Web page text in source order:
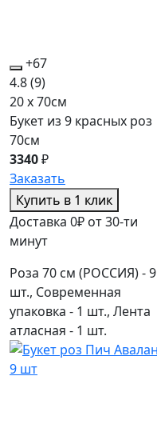
+67
4.8(9)
20 x 70см
Букет из 9 красных роз
70см
3340₽
Заказать
Купить в 1 клик
Доставка 0₽ от 30-ти
минут
Роза 70 см (РОССИЯ) - 9
шт., Современная
упаковка - 1 шт., Лента
атласная - 1 шт.